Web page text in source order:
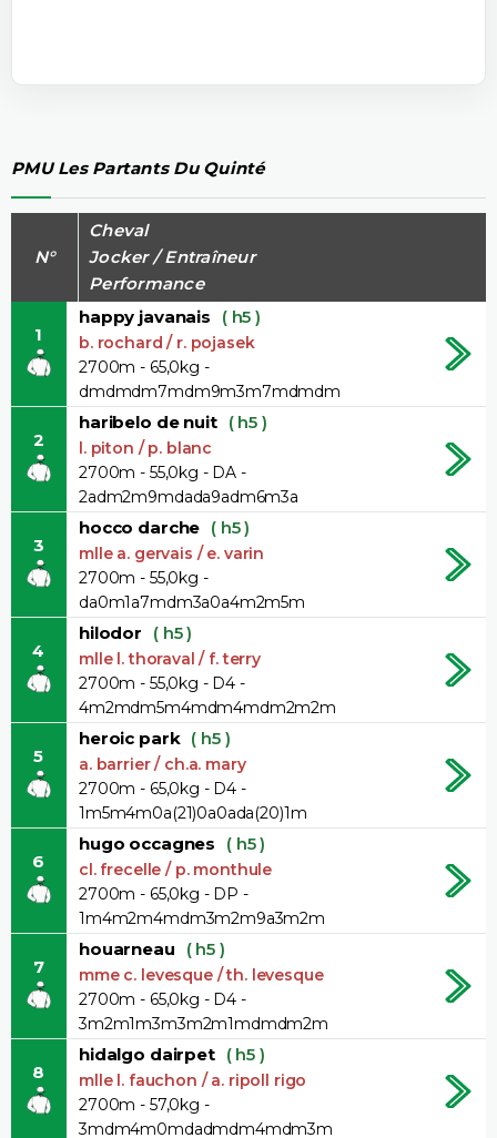
PMU Les Partants Du Quinté
N°
Cheval
Jocker / Entraîneur
Performance
1
happy javanais ( h5 )
b. rochard / r. pojasek
2700m - 65,0kg -
dmdmdm7mdm9m3m7mdmdm
2
haribelo de nuit ( h5 )
l. piton / p. blanc
2700m - 55,0kg - DA -
2adm2m9mdada9adm6m3a
3
hocco darche ( h5 )
mlle a. gervais / e. varin
2700m - 55,0kg -
da0m1a7mdm3a0a4m2m5m
4
hilodor ( h5 )
mlle l. thoraval / f. terry
2700m - 55,0kg - D4 -
4m2mdm5m4mdm4mdm2m2m
5
heroic park ( h5 )
a. barrier / ch.a. mary
2700m - 65,0kg - D4 -
1m5m4m0a(21)0a0ada(20)1m
6
hugo occagnes ( h5 )
cl. frecelle / p. monthule
2700m - 65,0kg - DP -
1m4m2m4mdm3m2m9a3m2m
7
houarneau ( h5 )
mme c. levesque / th. levesque
2700m - 65,0kg - D4 -
3m2m1m3m3m2m1mdmdm2m
8
hidalgo dairpet ( h5 )
mlle l. fauchon / a. ripoll rigo
2700m - 57,0kg -
3mdm4m0mdadmdm4mdm3m